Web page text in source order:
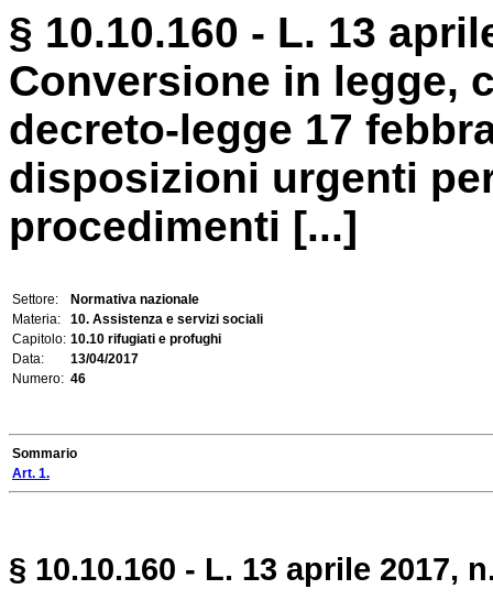
§ 10.10.160 - L. 13
Conversione in legge,
decreto-legge 17
disposizioni urgenti
procedimenti [...]
Settore:
Normativa nazionale
Materia:
10. Assistenza e servizi sociali
Capitolo: 10.10 rifugiati e profughi
Data:
13/04/2017
Numero: 46
Sommario
Art. 1.
§ 10.10.160 - L. 13 aprile 2017,